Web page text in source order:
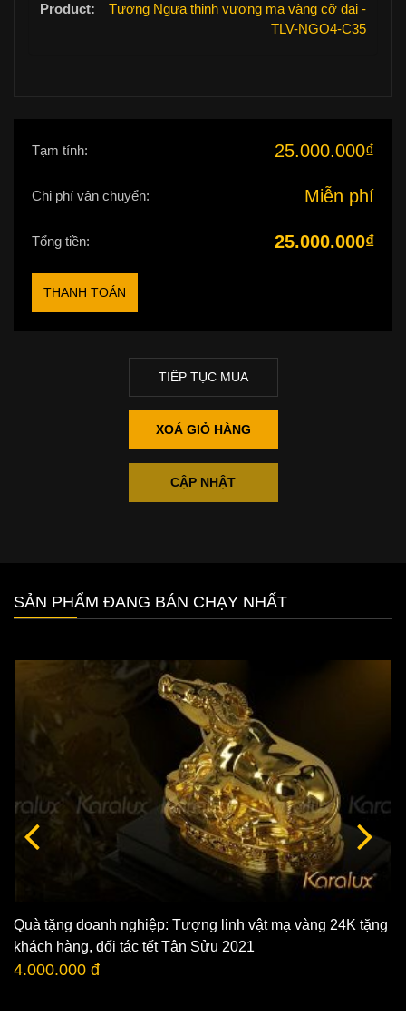
Tượng Ngựa thịnh vượng mạ vàng cỡ đại -
TLV-NGO4-C35
Tạm tính: 25.000.000₫
Chi phí vận chuyển: Miễn phí
Tổng tiền: 25.000.000₫
THANH TOÁN
TIẾP TỤC MUA
XOÁ GIỎ HÀNG
CẬP NHẬT
SẢN PHẨM ĐANG BÁN CHẠY NHẤT
Quà tặng doanh nghiệp: Tượng linh vật mạ vàng 24K tặng
khách hàng, đối tác tết Tân Sửu 2021
4.000.000 đ